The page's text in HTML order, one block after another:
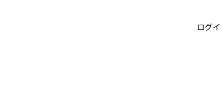
ログ